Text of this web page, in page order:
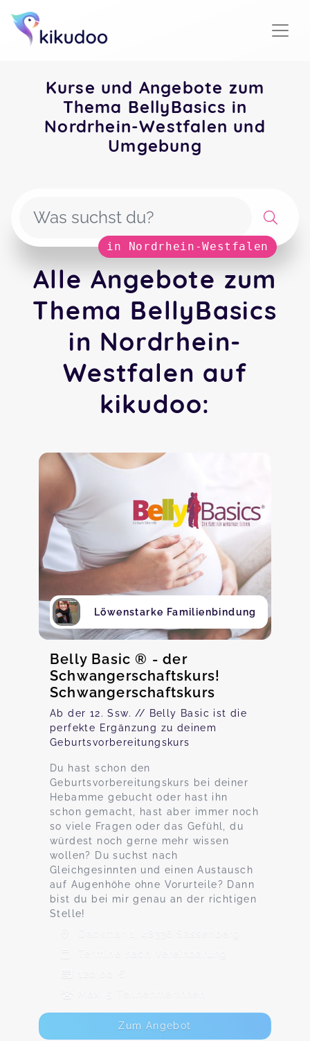
Kurse und Angebote zum
Thema BellyBasics in
Nordrhein-Westfalen und
Umgebung
in Nordrhein-Westfalen
Alle Angebote zum
Thema BellyBasics
in Nordrhein-
Westfalen auf
kikudoo:
Löwenstarke Familienbindung
Belly Basic ® - der
Schwangerschaftskurs!
Schwangerschaftskurs
Ab der 12. Ssw. // Belly Basic ist die
perfekte Ergänzung zu deinem
Geburtsvorbereitungskurs
Du hast schon den
Geburtsvorbereitungskurs bei deiner
Hebamme gebucht oder hast ihn
schon gemacht, hast aber immer noch
so viele Fragen oder das Gefühl, du
würdest noch gerne mehr wissen
wollen? Du suchst nach
Gleichgesinnten und einen Austausch
auf Augenhöhe ohne Vorurteile? Dann
bist du bei mir genau an der richtigen
Stelle!
Dackmar 1, 48336 Sassenberg
Termine nach Vereinbarung
120,00 €
Max. 5 TeilnehmerInnen
Zum Angebot